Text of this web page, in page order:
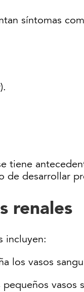
síntomas
tiene
de desarrollar
renales
incluyen:
los vasos
vasos